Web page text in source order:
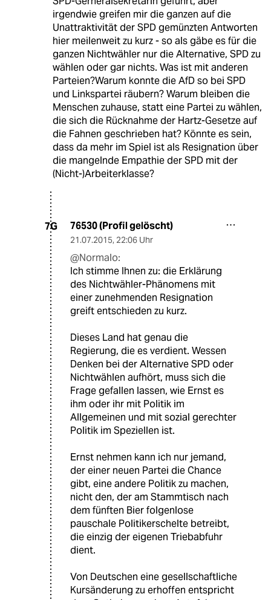
irgendwie greifen mir die ganzen auf die
Unattraktivität der SPD gemünzten Antworten
hier meilenweit zu kurz - so als gäbe es für die
ganzen Nichtwähler nur die Alternative, SPD zu
wählen oder gar nichts. Was ist mit anderen
Parteien?Warum konnte die AfD so bei SPD
und Linkspartei räubern? Warum bleiben die
Menschen zuhause, statt eine Partei zu wählen,
die sich die Rücknahme der Hartz-Gesetze auf
die Fahnen geschrieben hat? Könnte es sein,
dass da mehr im Spiel ist als Resignation über
die mangelnde Empathie der SPD mit der
(Nicht-)Arbeiterklasse?
7G 76530 (Profil gelöscht)
21.07.2015, 22:06 Uhr
@Normalo:
Ich stimme Ihnen zu: die Erklärung
des Nichtwähler-Phänomens mit
einer zunehmenden Resignation
greift entschieden zu kurz.
Dieses Land hat genau die
Regierung, die es verdient. Wessen
Denken bei der Alternative SPD oder
Nichtwählen aufhört, muss sich die
Frage gefallen lassen, wie Ernst es
ihm oder ihr mit Politik im
Allgemeinen und mit sozial gerechter
Politik im Speziellen ist.
Ernst nehmen kann ich nur jemand,
der einer neuen Partei die Chance
gibt, eine andere Politik zu machen,
nicht den, der am Stammtisch nach
dem fünften Bier folgenlose
pauschale Politikerschelte betreibt,
die einzig der eigenen Triebabfuhr
dient.
Von Deutschen eine gesellschaftliche
Kursänderung zu erhoffen entspricht